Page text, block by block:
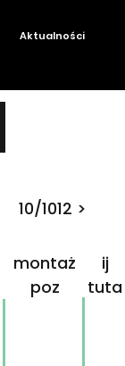
Aktualności
montaż
poz
ij
tuta
10/1012 >